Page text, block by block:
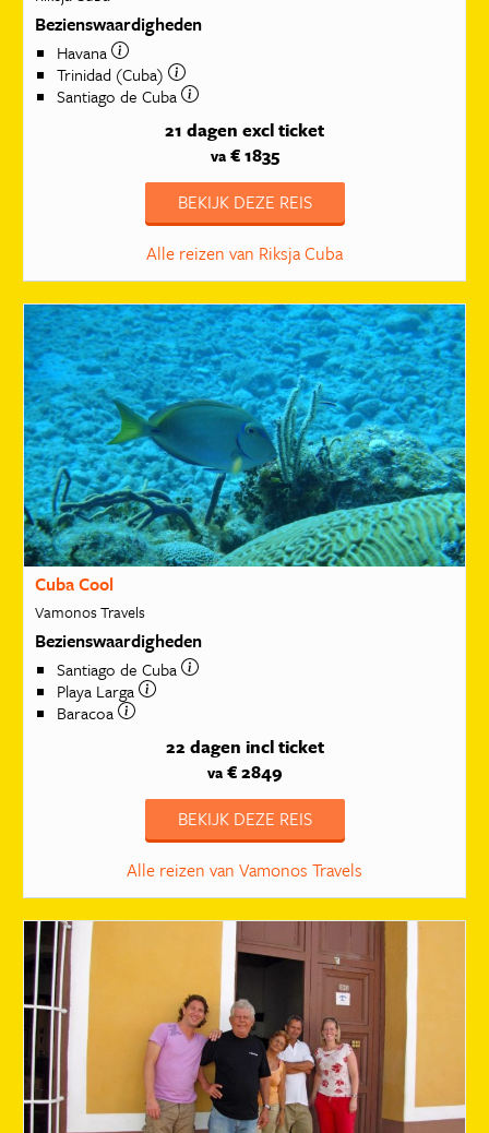
Bezienswaardigheden
Havana
Trinidad (Cuba)
Santiago de Cuba
21 dagen excl ticket
va€ 1835
BEKIJK DEZE REIS
Alle reizen van Riksja Cuba
Cuba Cool
Vamonos Travels
Bezienswaardigheden
Santiago de Cuba
Playa Larga
Baracoa
22 dagen incl ticket
va€ 2849
BEKIJK DEZE REIS
Alle reizen van Vamonos Travels